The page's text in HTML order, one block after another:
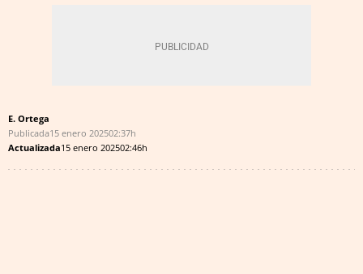
E. Ortega
Publicada15 enero 202502:37h
Actualizada15 enero 202502:46h